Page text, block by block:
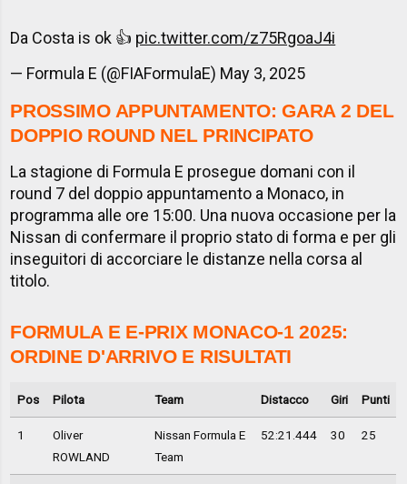
Da Costa is ok 👍 pic.twitter.com/z75RgoaJ4i
— Formula E (@FIAFormulaE) May 3, 2025
PROSSIMO APPUNTAMENTO: GARA 2 DEL
DOPPIO ROUND NEL PRINCIPATO
La stagione di Formula E prosegue domani con il
round 7 del doppio appuntamento a Monaco, in
programma alle ore 15:00. Una nuova occasione per la
Nissan di confermare il proprio stato di forma e per gli
inseguitori di accorciare le distanze nella corsa al
titolo.
FORMULA E E-PRIX MONACO-1 2025:
ORDINE D'ARRIVO E RISULTATI
Pos Pilota Team Distacco Giri Punti
1
Oliver
ROWLAND
Nissan Formula E
Team
52:21.444 30 25